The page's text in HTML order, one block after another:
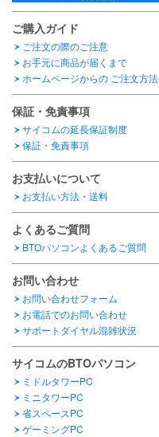
ご購入ガイド
ご注文の際のご注意
お手元に商品が届くまで
ホームページからの ご注文方法
保証・免責事項
サイコムの延長保証制度
保証・免責事項
お支払いについて
お支払い方法・送料
よくあるご質問
BTOパソコンよくあるご質問
お問い合わせ
お問い合わせフォーム
お電話でのお問い合わせ
サポートダイヤル混雑状況
サイコムのBTOパソコン
ミドルタワーPC
ミニタワーPC
省スペースPC
ゲーミングPC